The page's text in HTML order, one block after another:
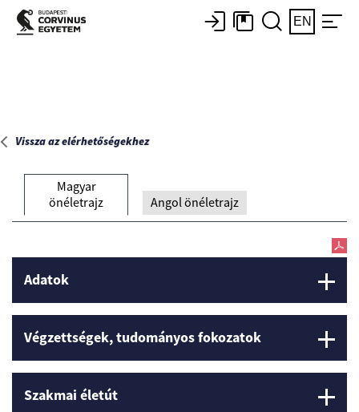
Főoldal
EN
Vissza az elérhetőségekhez
Magyar
önéletrajz
Angol önéletrajz
Adatok
Végzettségek, tudományos fokozatok
Szakmai életút